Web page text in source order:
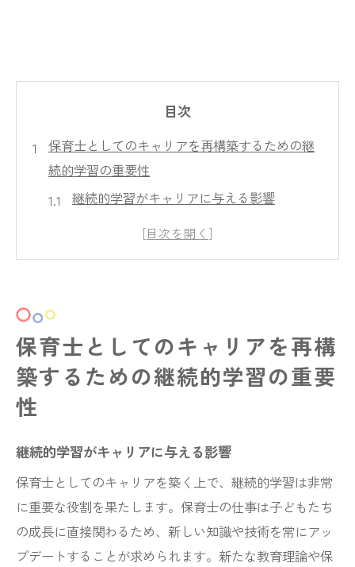
目次
保育士としてのキャリアを再構築するための継
続的学習の重要性
継続的学習がキャリアに与える影響
再構築を可能にする学びの戦略
未来志向の保育士に必要な学習姿勢
学び続ける保育士が子どもたちに与える影響と
未来
学びがもたらす教育的影響
未来の子どもたちに示す学びの姿勢
保育士のスキル向上と児童への貢献
学びの継続が生む保育の質向上
未来を見据えた保育の新しい可能性
保育士としてのキャリアを再構
築するための継続的学習の重要
性
継続的学習がキャリアに与える影響
保育士としてのキャリアを築く上で、継続的学習は非常
に重要な役割を果たします。保育士の仕事は子どもたち
の成長に直接関わるため、新しい知識や技術を常にアッ
プデートすることが求められます。新たな教育理論や保